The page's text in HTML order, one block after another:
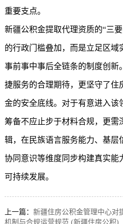
重要支点。
新疆公积金提取代理资质的“三
的行政门槛叠加，而是立足区域
事前事中事后全链条的制度创新
捷服务的合理期待，更坚守了住
金的安全底线。对于有意进入该
筹备不应止步于材料合规，更需
辑，在民族语言服务能力、基层
协同意识等维度同步构建真实能
可持续发展。
上一篇： 新疆住房公积金管理中心对
机制与合规运营规范 (新疆住房公积)